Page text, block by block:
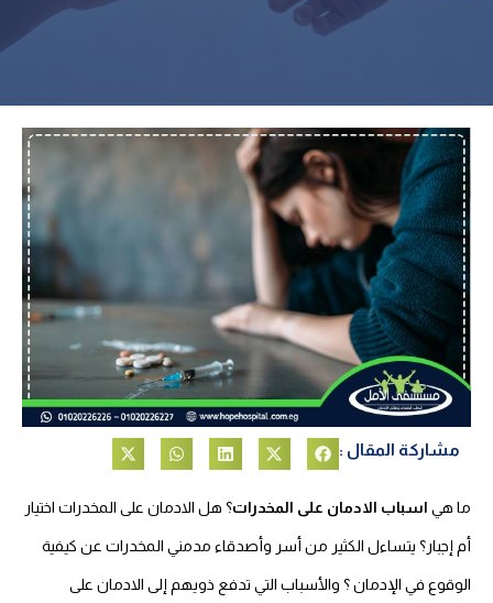
مشاركة المقال :
ما هي اسباب الادمان على المخدرات؟ هل الادمان على المخدرات اختيار
أم إجبار؟ يتساءل الكثير من أسر وأصدقاء مدمني المخدرات عن كيفية
الوقوع في الإدمان ؟ والأسباب التي تدفع ذويهم إلى الادمان على